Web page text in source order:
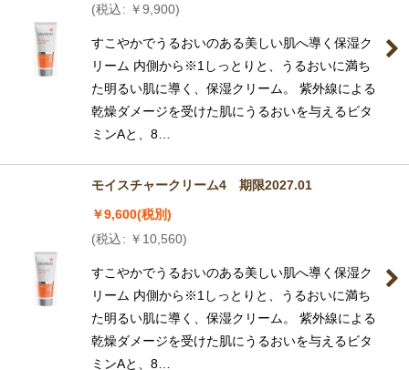
(税込: ￥9,900)
すこやかでうるおいのある美しい肌へ導く保湿ク
リーム 内側から※1しっとりと、うるおいに満ち
た明るい肌に導く、保湿クリーム。 紫外線による
乾燥ダメージを受けた肌にうるおいを与えるビタ
ミンAと、8…
モイスチャークリーム4 期限2027.01
￥9,600(税別)
(税込: ￥ 10,560)
すこやかでうるおいのある美しい肌へ導く保湿ク
リーム 内側から※1しっとりと、うるおいに満ち
た明るい肌に導く、保湿クリーム。 紫外線による
乾燥ダメージを受けた肌にうるおいを与えるビタ
ミンAと、8…